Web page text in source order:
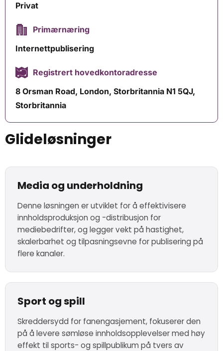
Privat
Primærnæring
Internettpublisering
Registrert hovedkontoradresse
8 Orsman Road, London, Storbritannia N1 5QJ,
Storbritannia
Glideløsninger
Media og underholdning
Denne løsningen er utviklet for å effektivisere
innholdsproduksjon og -distribusjon for
mediebedrifter, og legger vekt på hastighet,
skalerbarhet og tilpasningsevne for publisering på
flere kanaler.
Sport og spill
Skreddersydd for fanengasjement, fokuserer den
på å levere sømløse innholdsopplevelser med høy
effekt til sports- og spillpublikum på tvers av